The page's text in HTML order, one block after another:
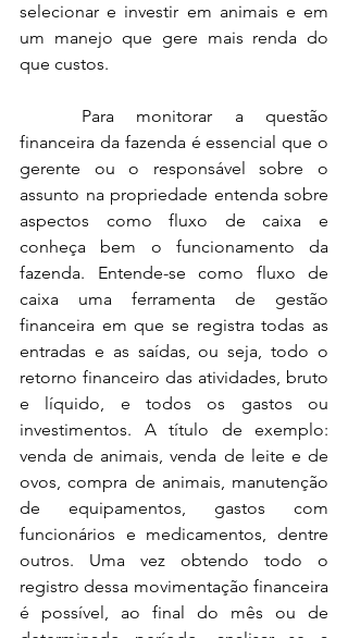
selecionar e investir em animais e em
um manejo que gere mais renda do
que custos.
Para monitorar a questão
financeira da fazenda é essencial que o
gerente ou o responsável sobre o
assunto na propriedade entenda sobre
aspectos como fluxo de caixa e
conheça bem o funcionamento da
fazenda. Entende-se como fluxo de
caixa uma ferramenta de gestão
financeira em que se registra todas as
entradas e as saídas, ou seja, todo o
retorno financeiro das atividades, bruto
e líquido, e todos os gastos ou
investimentos. A título de exemplo:
venda de animais, venda de leite e de
ovos, compra de animais, manutenção
de equipamentos, gastos com
funcionários e medicamentos, dentre
outros. Uma vez obtendo todo o
registro dessa movimentação financeira
é possível, ao final do mês ou de